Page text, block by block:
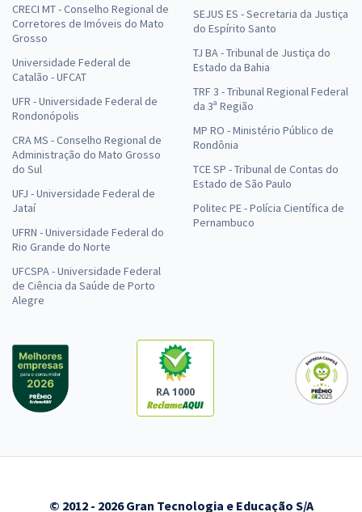
CRECI MT - Conselho Regional de
Corretores de Imóveis do Mato
Grosso
Universidade Federal de
Catalão - UFCAT
UFR - Universidade Federal de
Rondonópolis
CRA MS - Conselho Regional de
Administração do Mato Grosso
do Sul
UFJ - Universidade Federal de
Jataí
UFRN - Universidade Federal do
Rio Grande do Norte
UFCSPA - Universidade Federal
de Ciência da Saúde de Porto
Alegre
SEJUS ES - Secretaria da Justiça
do Espírito Santo
TJ BA - Tribunal de Justiça do
Estado da Bahia
TRF 3 - Tribunal Regional Federal
da 3ª Região
MP RO - Ministério Público de
Rondônia
TCE SP - Tribunal de Contas do
Estado de São Paulo
Politec PE - Polícia Científica de
Pernambuco
RA 1000
© 2012 - 2026 Gran Tecnologia e Educação S/A